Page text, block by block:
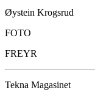
Øystein Krogsrud
FOTO
FREYR
Tekna Magasinet